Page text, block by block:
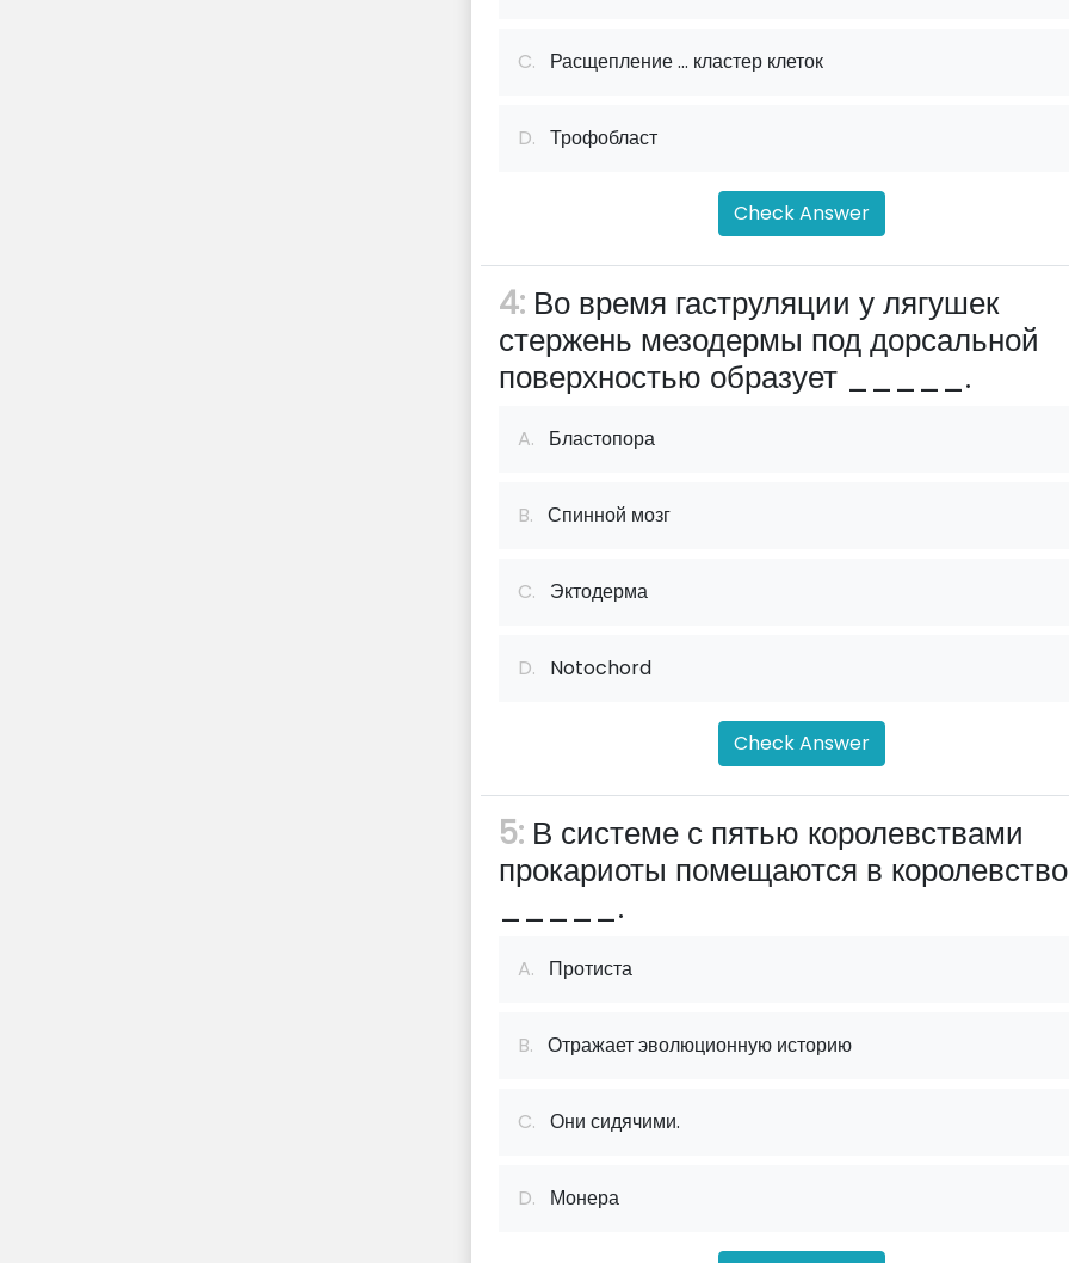
C. Расщепление ... кластер клеток
D. Трофобласт
Check Answer
4: Во время гаструляции у лягушек
стержень мезодермы под дорсальной
поверхностью образует _____.
A. Бластопора
B. Спинной мозг
C. Эктодерма
D. Notochord
Check Answer
5: В системе с пятью королевствами
прокариоты помещаются в королевство
_____.
A. Протиста
B. Отражает эволюционную историю
C. Они сидячими.
D. Монера